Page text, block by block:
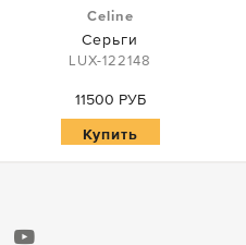
Celine
Серьги
LUX-122148
11500 РУБ
Купить